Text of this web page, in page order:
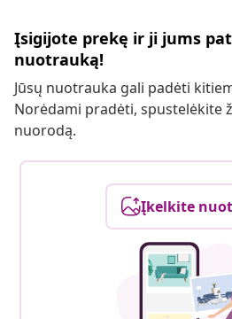
Įsigijote prekę ir ji jums
nuotrauką!
Jūsų nuotrauka gali padėti
Norėdami pradėti, spustelėkite
nuorodą.
Įkelkite